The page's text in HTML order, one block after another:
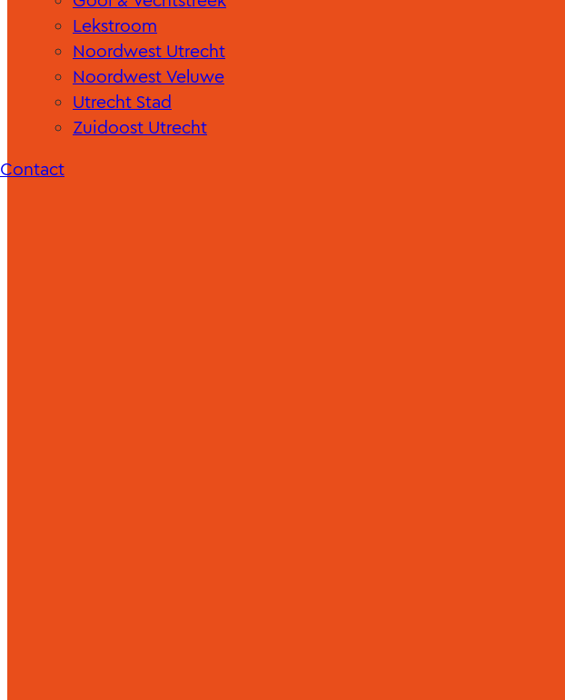
Lekstroom
Noordwest Utrecht
Noordwest Veluwe
Utrecht Stad
Zuidoost Utrecht
Contact